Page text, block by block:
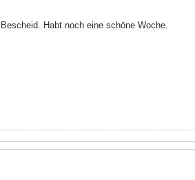
Habt noch eine schöne Woche.